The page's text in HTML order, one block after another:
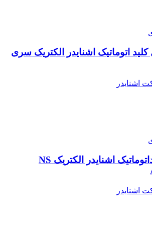
پلاگ اين 3 پل کلید اتوماتیک اشنایدر الکتریک سری
اشنایدر
واحد حفاظتی کلیداتوماتیک اشنایدر الکتریک NS
اشنایدر